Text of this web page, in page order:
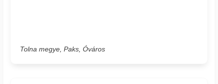
Tolna megye, Paks, Óváros